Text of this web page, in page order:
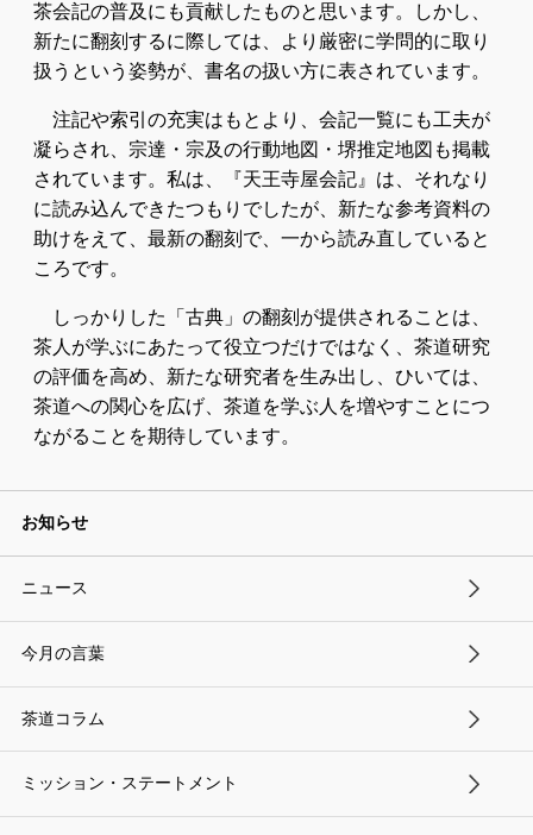
茶会記の普及にも貢献したものと思います。しかし、
新たに翻刻するに際しては、より厳密に学問的に取り
扱うという姿勢が、書名の扱い方に表されています。
注記や索引の充実はもとより、会記一覧にも工夫が
凝らされ、宗達・宗及の行動地図・堺推定地図も掲載
されています。私は、『天王寺屋会記』は、それなり
に読み込んできたつもりでしたが、新たな参考資料の
助けをえて、最新の翻刻で、一から読み直していると
ころです。
しっかりした「古典」の翻刻が提供されることは、
茶人が学ぶにあたって役立つだけではなく、茶道研究
の評価を高め、新たな研究者を生み出し、ひいては、
茶道への関心を広げ、茶道を学ぶ人を増やすことにつ
ながることを期待しています。
お知らせ
ニュース
今月の言葉
茶道コラム
ミッション・ステートメント